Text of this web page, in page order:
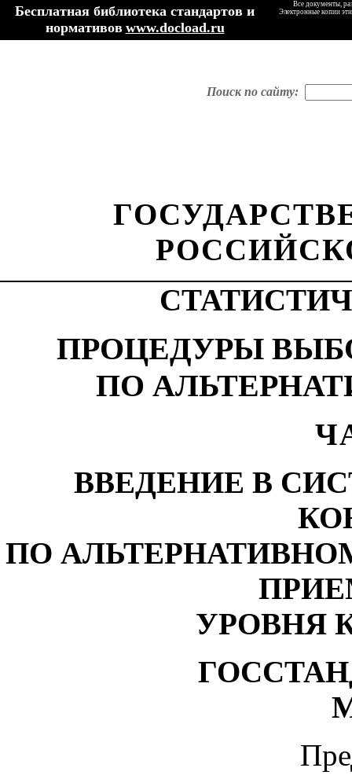
Бесплатная библиотека стандартов и
нормативов www.docload.ru
Все документы,
Электронные копии
Поиск по сайту:
ПРОЦЕДУРЫ
ПО
ВВЕДЕНИЕ В
ПО
УРОВНЯ